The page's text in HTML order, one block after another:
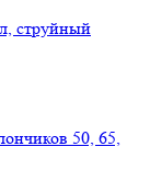
струйный